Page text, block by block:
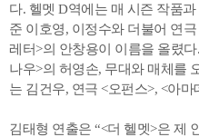
다. 헬멧 D역에는 매 시즌 작품
준 이호영, 이정수와 더불어 연
레터>의 안창용이 이름을 올렸다
나우>의 허영손, 무대와 매체를
는 김건우, 연극 <오펀스>, <아
김태형 연출은 “<더 헬멧>은 제